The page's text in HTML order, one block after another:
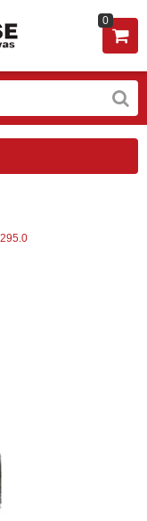
0